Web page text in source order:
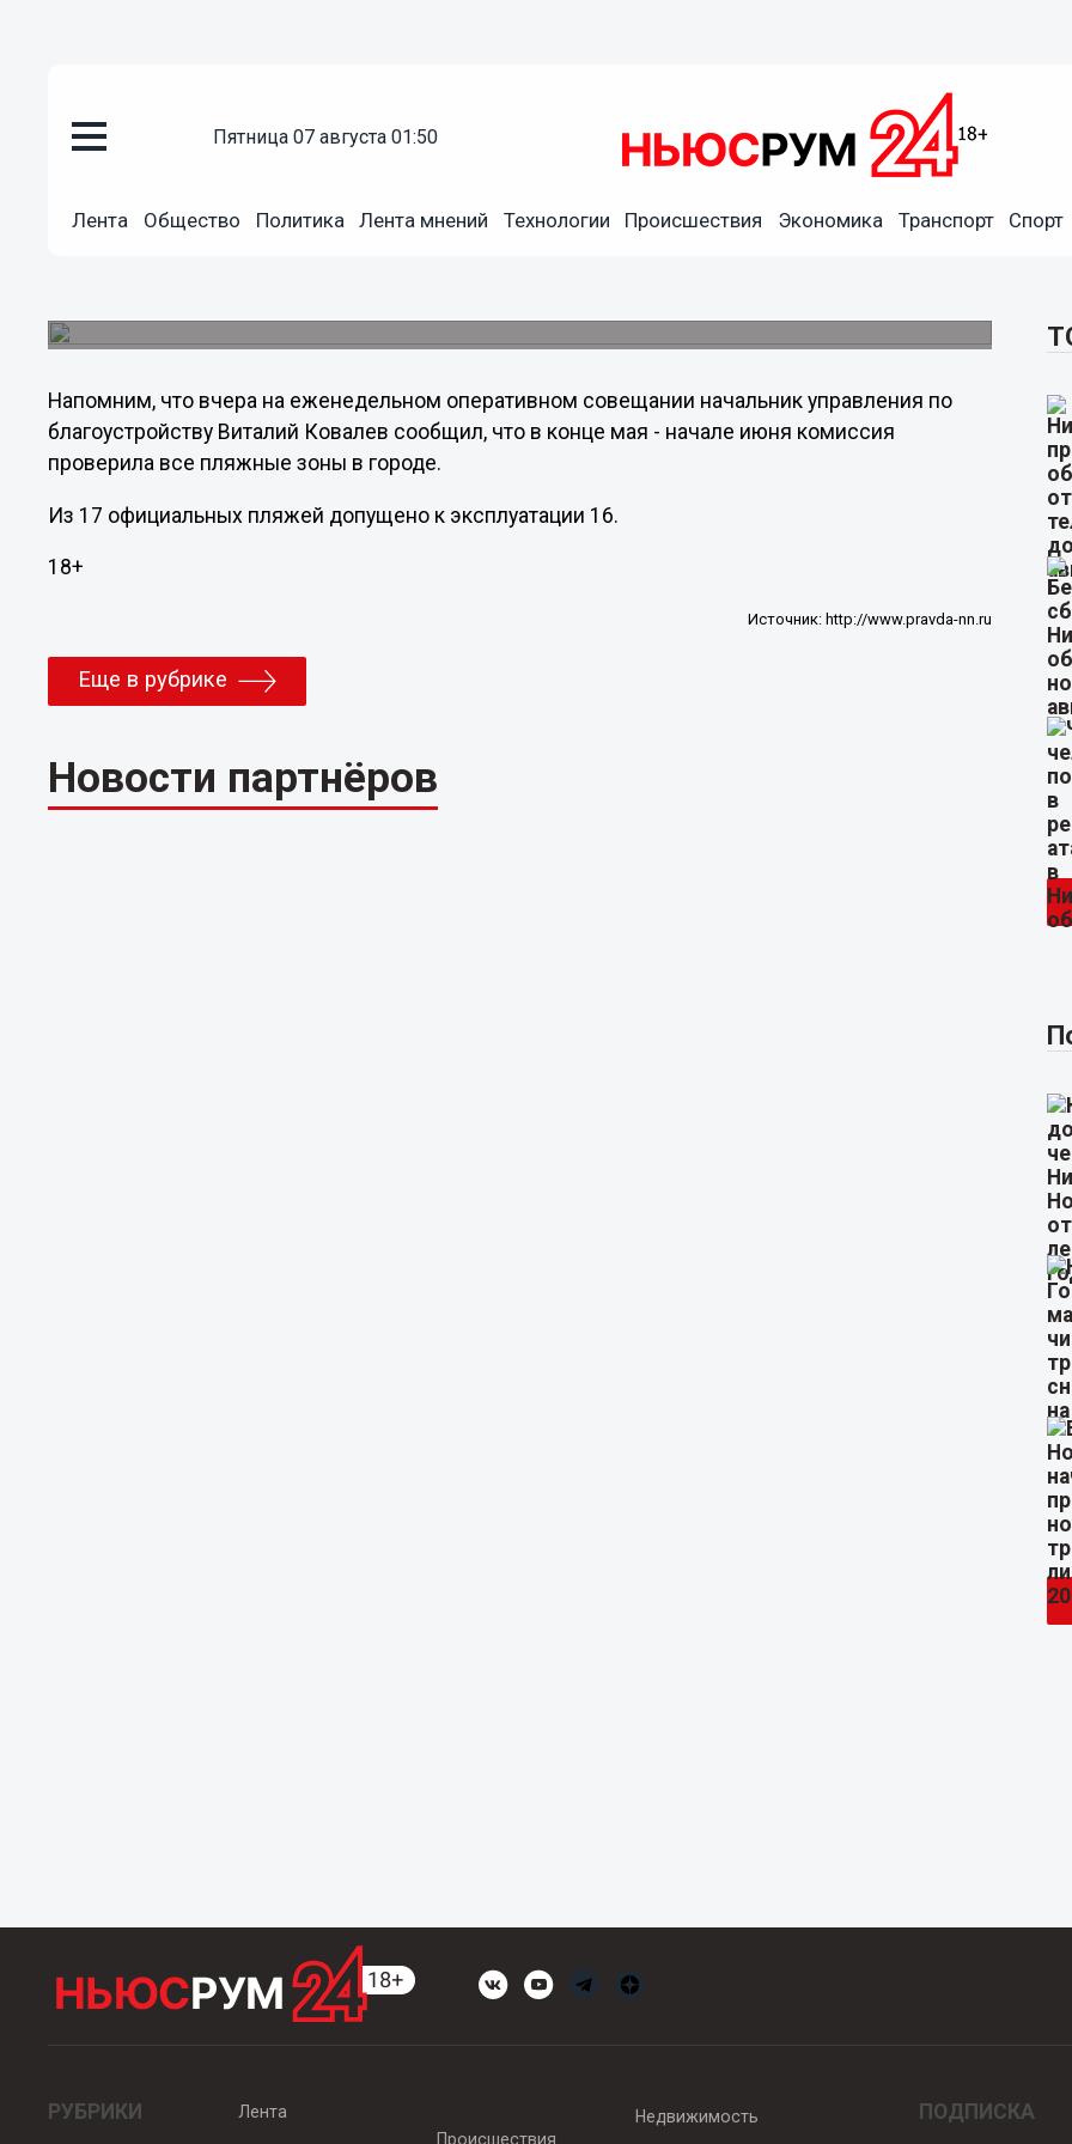
пятница 07 августа 01:50
Лента Общество Политика Лента мнений Технологии Происшествия Экономика Транспорт Спорт
Напомним, что вчера на еженедельном оперативном совещании начальник управления по
благоустройству Виталий Ковалев сообщил, что в конце мая - начале июня комиссия
проверила все пляжные зоны в городе.
Из 17 официальных пляжей допущено к эксплуатации 16.
18+
Источник: http://www.pravda-nn.ru
Еще в рубрике
Новости партнёров
РУБРИКИ
Лента
Происшествия
Недвижимость ПОДПИСКА